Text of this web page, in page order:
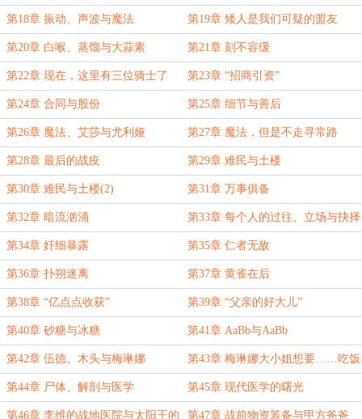
第18章 振动、声波与魔法 第19章 矮人是我们可疑的盟友
第20章 白喉、蒸馏与大蒜素 第21章 刻不容缓
第22章 现在，这里有三位骑士了 第23章 “招商引资”
第24章 合同与股份 第25章 细节与善后
第26章 魔法、艾莎与尤利娅 第27章 魔法，但是不走寻常路
第28章 最后的战疫 第29章 难民与土楼
第30章 难民与土楼(2) 第31章 万事俱备
第32章 暗流汹涌 第33章 每个人的过往、立场与抉择
第34章 奸细暴露 第35章 仁者无敌
第36章 扑朔迷离 第37章 黄雀在后
第38章 “亿点点收获” 第39章 “父亲的好大儿”
第40章 砂糖与冰糖 第41章 AaBb与AaBb
第42章 伍德、木头与梅琳娜 第43章 梅琳娜大小姐想要……吃饭
第44章 尸体、解剖与医学 第45章 现代医学的曙光
第46章 李维的战地医院与太阳王的 第47章 战前物资筹备与甲方爸爸